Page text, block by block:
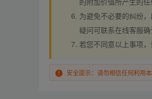
为避免不必要的纠纷
疑问可联系在线客服确
若您不同意以上事项
安全提示：请勿相信任何利用